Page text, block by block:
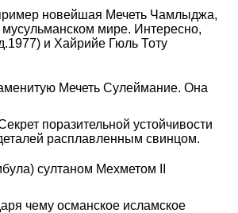
новейшая Мечеть Чамлыджа,
мире. Интересно,
и Хайрийе Гюль Тоту
Мечеть Сулеймание. Она
поразительной устойчивости
расплавленным свинцом.
султаном Мехметом II
чему османское исламское